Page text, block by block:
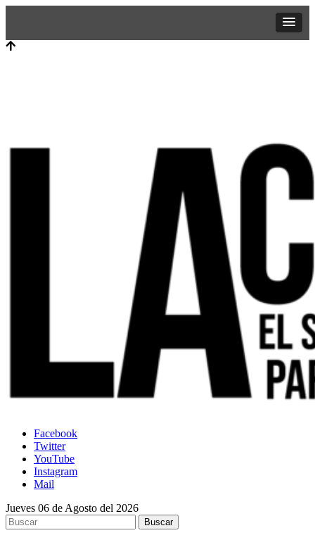
Facebook
Twitter
YouTube
Instagram
Mail
Jueves 06 de Agosto del 2026